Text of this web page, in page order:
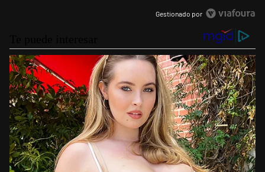
Gestionado por